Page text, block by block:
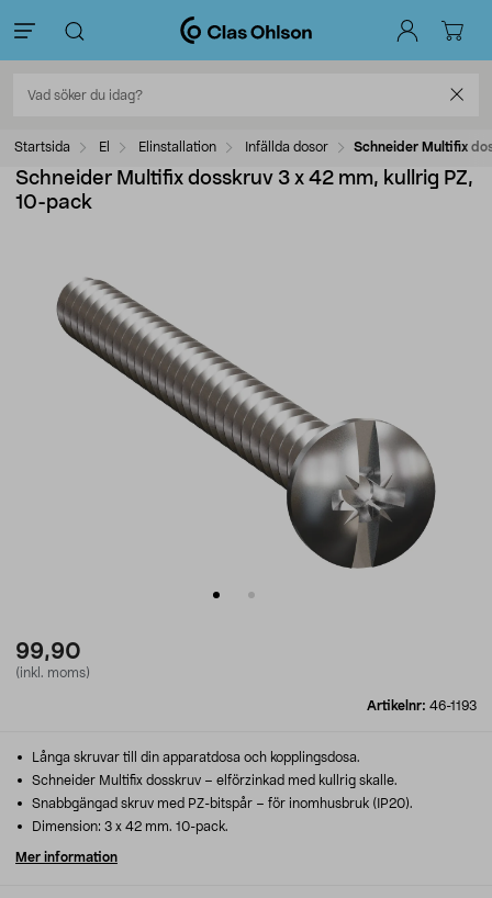
Startsida El Elinstallation Infällda dosor Schneider Multifix
Schneider Multifix dosskruv 3 x 42 mm, kullrig PZ,
10-pack
99,90
(inkl. moms)
Artikelnr: 46-1193
Långa skruvar till din apparatdosa och kopplingsdosa.
Schneider Multifix dosskruv – elförzinkad med kullrig skalle.
Snabbgängad skruv med PZ-bitspår – för inomhusbruk (IP20).
Dimension: 3 x 42 mm. 10-pack.
Mer information